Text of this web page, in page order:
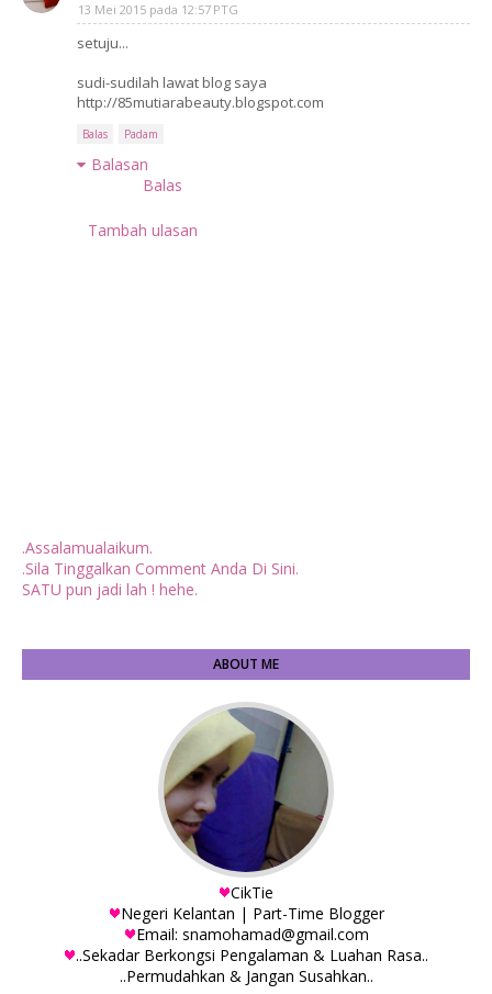
13 Mei 2015 pada 12:57 PTG
setuju...
sudi-sudilah lawat blog saya
http://85mutiarabeauty.blogspot.com
Balas Padam
Balasan
Balas
Tambah ulasan
.Assalamualaikum.
.Sila Tinggalkan Comment Anda Di Sini.
SATU pun jadi lah ! hehe.
ABOUT ME
CikTie
Negeri Kelantan | Part-Time Blogger
Email: snamohamad@gmail.com
..Sekadar Berkongsi Pengalaman & Luahan Rasa..
..Permudahkan & Jangan Susahkan..